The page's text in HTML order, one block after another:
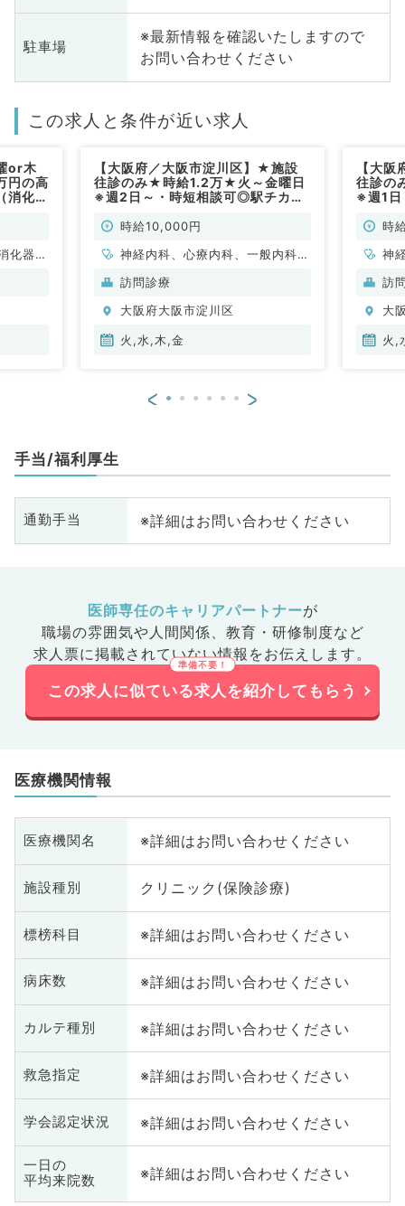
駐車場
※最新情報を確認いたしますので
お問い合わせください
この求人と条件が近い求人
or木
円の高
消化器
化器外
【大阪府／大阪市淀川区】★施設
往診のみ★時給1.2万★火～金曜日
※週2日～・時短相談可◎駅チカク
系／非常勤）
時給10,000円
神経内科、心療内科、一般内科、
循環器内科、呼吸器内科、消化器
科、老年内科、膠原病科
訪問診療
大阪府大阪市淀川区
火,水,木,金
【大
往診の
※週1日
内科／
時
神
循
科
訪
大
火,
< >
手当/福利厚生
通勤手当 ※詳細はお問い合わせください
医師専任のキャリアパートナーが
職場の雰囲気や人間関係、 教育・研修制度など
求人票に掲載されていない情報をお伝えします。
この求人に似ている求人を紹介してもらう
医療機関情報
医療機関名 ※詳細はお問い合わせください
施設種別 クリニック(保険診療)
標榜科目 ※詳細はお問い合わせください
病床数 ※詳細はお問い合わせください
カルテ種別 ※詳細はお問い合わせください
救急指定 ※詳細はお問い合わせください
学会認定状況 ※詳細はお問い合わせください
一日の
平均来院数
※詳細はお問い合わせください